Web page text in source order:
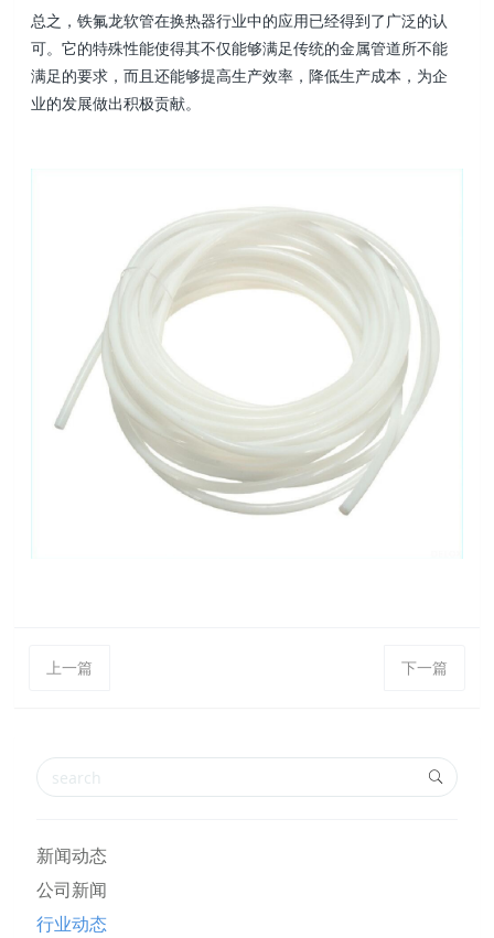
总之，铁氟龙软管在换热器行业中的应用已经得到了广泛的认
可。它的特殊性能使得其不仅能够满足传统的金属管道所不能
满足的要求，而且还能够提高生产效率，降低生产成本，为企
业的发展做出积极贡献。
上一篇 下一篇
新闻动态
公司新闻
行业动态